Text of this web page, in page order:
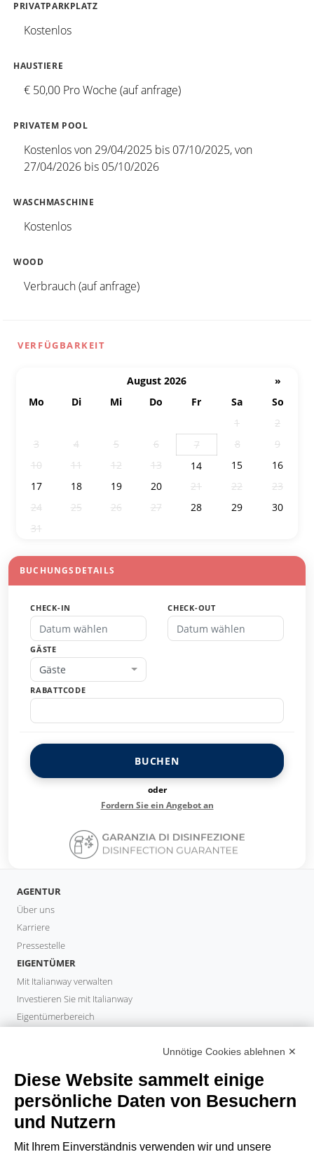
PRIVATPARKPLATZ
Kostenlos
HAUSTIERE
€ 50,00 Pro Woche (auf anfrage)
PRIVATEM POOL
Kostenlos von 29/04/2025 bis 07/10/2025, von
27/04/2026 bis 05/10/2026
WASCHMASCHINE
Kostenlos
WOOD
Verbrauch (auf anfrage)
VERFÜGBARKEIT
August 2026
»
Mo
Di Mi Do Fr Sa
So
1
2
3
4 5 6 7 8
9
10
11 12 13 14 15
16
17
18 19 20 21 22
23
24
25 26 27 28 29
30
31
BUCHUNGSDETAILS
CHECK-IN CHECK-OUT
GÄSTE
Gäste
RABATTCODE
BUCHEN
oder
Fordern Sie ein Angebot an
AGENTUR
Über uns
Karriere
Pressestelle
EIGENTÜMER
Mit Italianway verwalten
Investieren Sie mit Italianway
Eigentümerbereich
Italianway Academy
GÄSTE
Aufenthalt buchen
Langzeitaufenthalte
Gästeerlebnisse
Unnötige Cookies ablehnen ✕
Diese Website sammelt einige
persönliche Daten von Besuchern
und Nutzern
Mit Ihrem Einverständnis verwenden wir und unsere